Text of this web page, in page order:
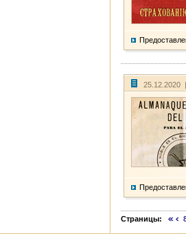
25.12.2020
Страницы: